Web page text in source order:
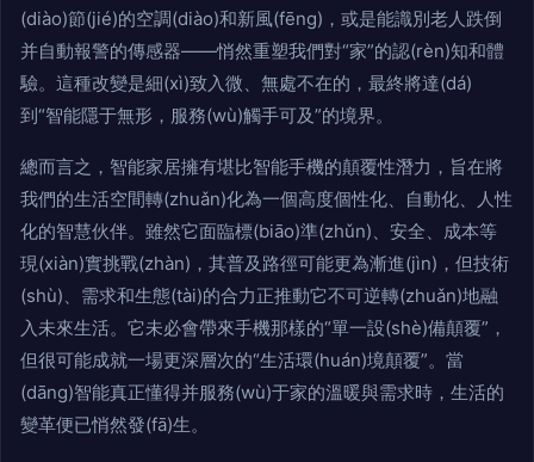
(diào)節(jié)的空調(diào)和新風(fēng)，或是能識別老人跌倒
并自動報警的傳感器——悄然重塑我們對“家”的認(rèn)知和體
驗。這種改變是細(xì)致入微、無處不在的，最終將達(dá)
到“智能隱于無形，服務(wù)觸手可及”的境界。
總而言之，智能家居擁有堪比智能手機的顛覆性潛力，旨在將
我們的生活空間轉(zhuǎn)化為一個高度個性化、自動化、人性
化的智慧伙伴。雖然它面臨標(biāo)準(zhǔn)、安全、成本等
現(xiàn)實挑戰(zhàn)，其普及路徑可能更為漸進(jìn)，但技術
(shù)、需求和生態(tài)的合力正推動它不可逆轉(zhuǎn)地融
入未來生活。它未必會帶來手機那樣的“單一設(shè)備顛覆”，
但很可能成就一場更深層次的“生活環(huán)境顛覆”。當
(dāng)智能真正懂得并服務(wù)于家的溫暖與需求時，生活的
變革便已悄然發(fā)生。